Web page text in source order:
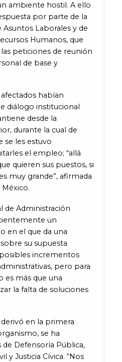
ambiente hostil. A ello
por parte de la
Asuntos Laborales y de
Humanos, que
peticiones de reunión
de base y
habían
diálogo institucional
desde la
durante la cual de
se les estuvo
el empleo; “allá
quieren sus puestos, si
muy grande”, afirmada
de Administración
un
en el que da una
su supuesta
incrementos
pero para
es más que una
la falta de soluciones
en la primera
se ha
de Defensoría Pública,
y Justicia Cívica. “Nos